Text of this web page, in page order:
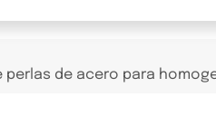
perlas de acero para